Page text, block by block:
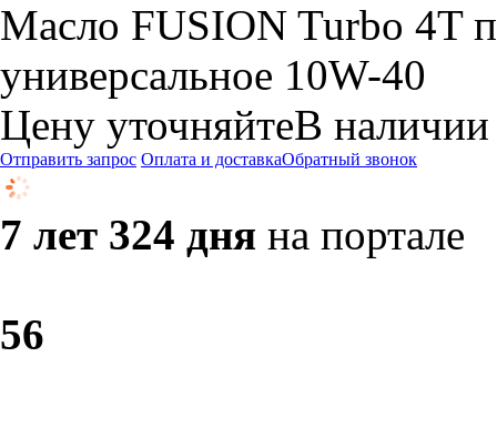
Масло FUSION Turbo 4T
универсальное 10W-40
Цену уточняйтеВ наличии
Отправить запрос Оплата и доставкаОбратный звонок
7 лет 324 дня на портале
56